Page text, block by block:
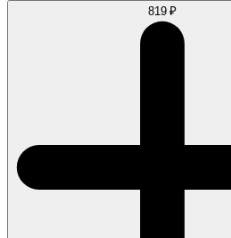
819 ₽